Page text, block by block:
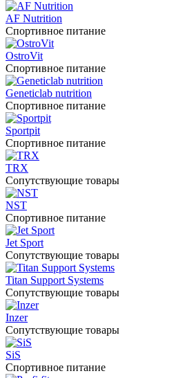
AF Nutrition
Спортивное питание
OstroVit
Спортивное питание
Geneticlab nutrition
Спортивное питание
Sportpit
Спортивное питание
TRX
Сопутствующие товары
NST
Спортивное питание
Jet Sport
Сопутствующие товары
Titan Support Systems
Сопутствующие товары
Inzer
Сопутствующие товары
SiS
Спортивное питание